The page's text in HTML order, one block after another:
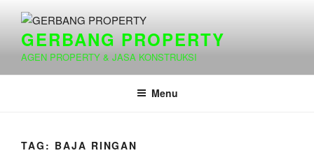
kontenGERBANG PROPERTY
AGEN PROPERTY & JASA KONSTRUKSI
Menu
TAG: BAJA RINGAN